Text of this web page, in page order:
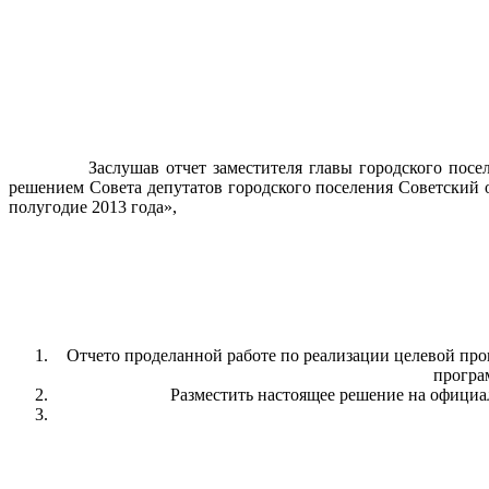
Заслушав отчет заместителя главы городского
решением Совета депутатов городского поселения
полугодие 2013 года»,
Отчето проделанной работе по реализации целевой
Разместить настоящее решение на